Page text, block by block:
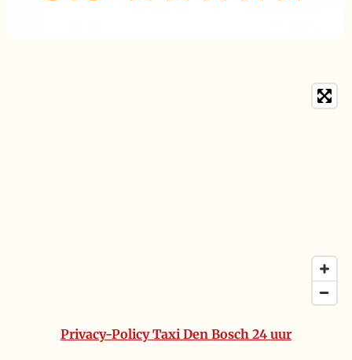
Privacy-Policy Taxi Den Bosch 24 uur